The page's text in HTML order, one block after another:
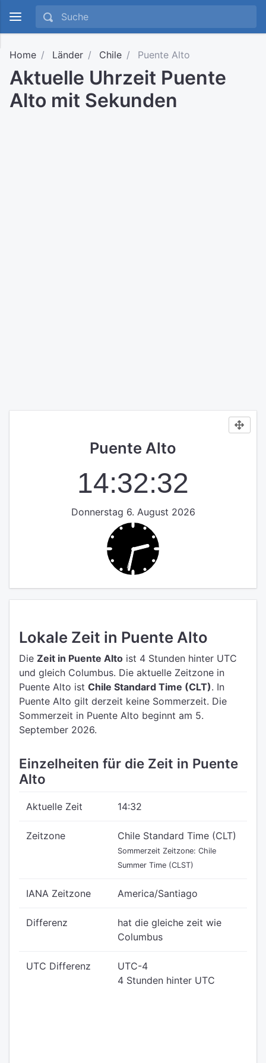
Home Länder Chile Puente Alto
Aktuelle Uhrzeit Puente
Alto mit Sekunden
Puente Alto
14:32:33
Donnerstag 6. August 2026
Lokale Zeit in Puente Alto
Die Zeit in Puente Alto ist 4 Stunden hinter UTC
und gleich Columbus. Die aktuelle Zeitzone in
Puente Alto ist Chile Standard Time (CLT). In
Puente Alto gilt derzeit keine Sommerzeit. Die
Sommerzeit in Puente Alto beginnt am 5.
September 2026.
Einzelheiten für die Zeit in Puente
Alto
Aktuelle Zeit 14:32
Zeitzone Chile Standard Time (CLT)
Sommerzeit Zeitzone: Chile
Summer Time (CLST)
IANA Zeitzone America/Santiago
Differenz
hat die gleiche zeit wie
Columbus
UTC Differenz
UTC-4
4 Stunden hinter UTC